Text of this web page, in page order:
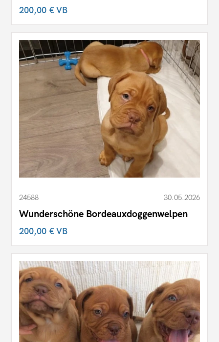
200,00 €VB
24588 30.05.2026
Wunderschöne Bordeauxdoggenwelpen
200,00 €VB